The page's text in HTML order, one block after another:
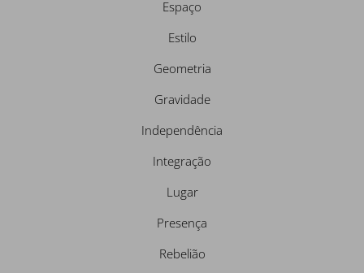
Espaço
Estilo
Geometria
Gravidade
Independência
Integração
Lugar
Presença
Rebelião